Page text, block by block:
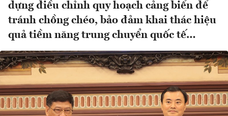
dựng điều chỉnh quy hoạch cảng biển để
tránh chồng chéo, bảo đảm khai thác hiệu
quả tiềm năng trung chuyển quốc tế…